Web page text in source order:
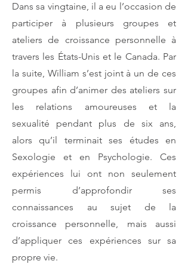
Dans sa vingtaine, il a eu l’occasion de
participer à plusieurs groupes et
ateliers de croissance personnelle à
travers les États-Unis et le Canada. Par
la suite, William s’est joint à un de ces
groupes afin d’animer des ateliers sur
les relations amoureuses et la
sexualité pendant plus de six ans,
alors qu’il terminait ses études en
Sexologie et en Psychologie. Ces
expériences lui ont non seulement
permis d’approfondir ses
connaissances au sujet de la
croissance personnelle, mais aussi
d’appliquer ces expériences sur sa
propre vie.